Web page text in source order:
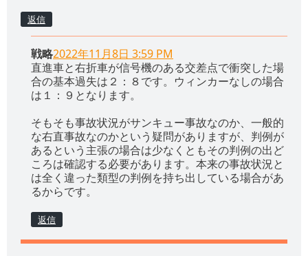
返信
戦略2022年11月8日 3:59 PM
直進車と右折車が信号機のある交差点で衝突した場
合の基本過失は２：８です。ウィンカーなしの場合
は１：９となります。
そもそも事故状況がサンキュー事故なのか、一般的
な右直事故なのかという疑問がありますが、判例が
あるという主張の場合は少なくともその判例の出ど
ころは確認する必要があります。本来の事故状況と
は全く違った類型の判例を持ち出している場合があ
るからです。
返信